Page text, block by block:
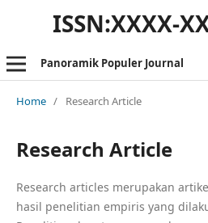
ISSN:XXXX-
Panoramik Populer Journal
Home / Research Article
Research Article
Research articles merupakan
hasil penelitian empiris yang